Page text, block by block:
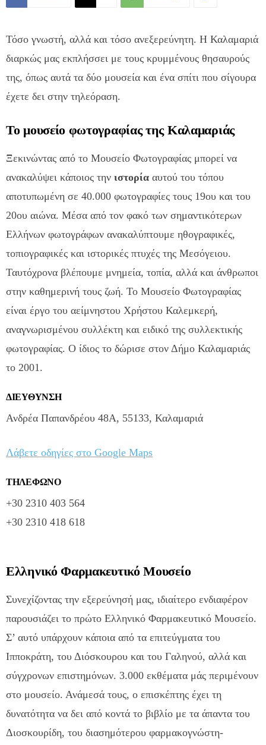
Τόσο γνωστή, αλλά και τόσο ανεξερεύνητη. Η Καλαμαριά
διαρκώς μας εκπλήσσει με τους κρυμμένους θησαυρούς
της, όπως αυτά τα δύο μουσεία και ένα σπίτι που σίγουρα
έχετε δει στην τηλεόραση.
Το μουσείο φωτογραφίας της Καλαμαριάς
Ξεκινώντας από το Μουσείο Φωτογραφίας μπορεί να
ανακαλύψει κάποιος την ιστορία αυτού του τόπου
αποτυπωμένη σε 40.000 φωτογραφίες τους 19ου και του
20ου αιώνα. Μέσα από τον φακό των σημαντικότερων
Ελλήνων φωτογράφων ανακαλύπτουμε ηθογραφικές,
τοπιογραφικές και ιστορικές πτυχές της Μεσόγειου.
Ταυτόχρονα βλέπουμε μνημεία, τοπία, αλλά και άνθρωποι
στην καθημερινή τους ζωή. Το Μουσείο Φωτογραφίας
είναι έργο του αείμνηστου Χρήστου Καλεμκερή,
αναγνωρισμένου συλλέκτη και ειδικό της συλλεκτικής
φωτογραφίας. Ο ίδιος το δώρισε στον Δήμο Καλαμαριάς
το 2001.
ΔΙΕΥΘΥΝΣΗ
Ανδρέα Παπανδρέου 48Α, 55133, Καλαμαριά
Λάβετε οδηγίες στο Google Maps
ΤΗΛΕΦΩΝΟ
+30 2310 403 564
+30 2310 418 618
Ελληνικό Φαρμακευτικό Μουσείο
Συνεχίζοντας την εξερεύνησή μας, ιδιαίτερο ενδιαφέρον
παρουσιάζει το πρώτο Ελληνικό Φαρμακευτικό Μουσείο.
Σ’ αυτό υπάρχουν κάποια από τα επιτεύγματα του
Ιπποκράτη, του Διόσκουρου και του Γαληνού, αλλά και
σύγχρονων επιστημόνων. 3.000 εκθέματα μάς περιμένουν
στο μουσείο. Ανάμεσά τους, ο επισκέπτης έχει τη
δυνατότητα να δει από κοντά το βιβλίο με τα άπαντα του
Διοσκουρίδη, του διασημότερου φαρμακογνώστη-